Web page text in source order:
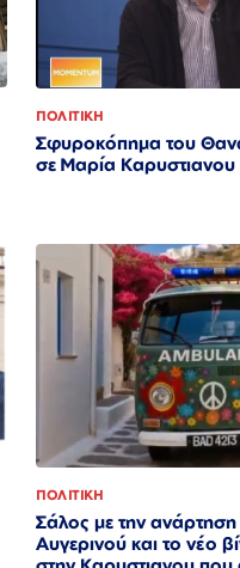
ΠΟΛΙΤΙΚΗ
Σφυροκόπημα του
σε Μαρία Καρυστιανου
ΠΟΛΙΤΙΚΗ
Σάλος με την
Αυγερινού και το νέο